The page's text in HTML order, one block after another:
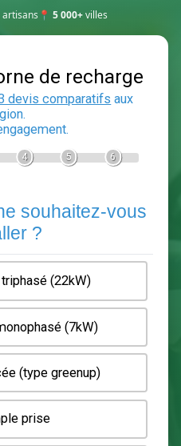
artisans 📍 5 000+villes
borne de
3 devis comparatifs
engagement.
3 6
souhaitez-
?
en triphasé (22kW)